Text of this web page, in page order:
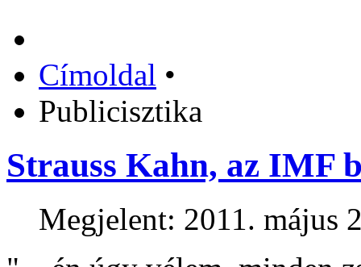
Címoldal •
Publicisztika
Strauss Kahn, az IMF
Megjelent: 2011. május